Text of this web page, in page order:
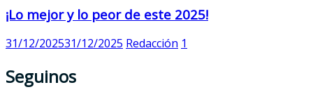
¡Lo mejor y lo peor de este 2025!
31/12/202531/12/2025 Redacción 1
Seguinos